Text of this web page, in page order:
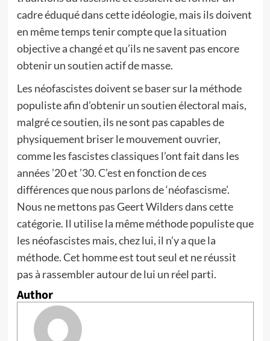
cadre éduqué dans cette idéologie, mais ils doivent
en même temps tenir compte que la situation
objective a changé et qu’ils ne savent pas encore
obtenir un soutien actif de masse.
Les néofascistes doivent se baser sur la méthode
populiste afin d’obtenir un soutien électoral mais,
malgré ce soutien, ils ne sont pas capables de
physiquement briser le mouvement ouvrier,
comme les fascistes classiques l’ont fait dans les
années ’20 et ’30. C’est en fonction de ces
différences que nous parlons de ‘néofascisme’.
Nous ne mettons pas Geert Wilders dans cette
catégorie. Il utilise la même méthode populiste que
les néofascistes mais, chez lui, il n’y a que la
méthode. Cet homme est tout seul et ne réussit
pas à rassembler autour de lui un réel parti.
Author